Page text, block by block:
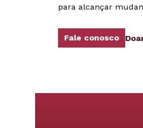
para alcançar
Fale conosco